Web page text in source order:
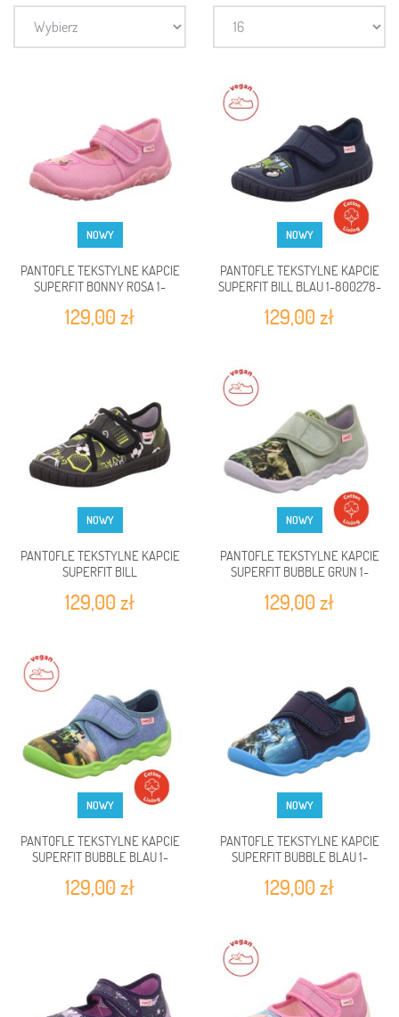
NOWY
PANTOFLE TEKSTYLNE KAPCIE
SUPERFIT BONNY ROSA 1-
129,00 zł
NOWY
PANTOFLE TEKSTYLNE KAPCIE
SUPERFIT BILL BLAU 1-800278-
129,00 zł
NOWY
PANTOFLE TEKSTYLNE KAPCIE
SUPERFIT BILL
000279-0010
129,00 zł
NOWY
PANTOFLE TEKSTYLNE KAPCIE
SUPERFIT BUBBLE GRUN 1-
129,00 zł
NOWY
PANTOFLE TEKSTYLNE KAPCIE
SUPERFIT BUBBLE BLAU 1-
129,00 zł
NOWY
PANTOFLE TEKSTYLNE KAPCIE
SUPERFIT BUBBLE BLAU 1-
129,00 zł